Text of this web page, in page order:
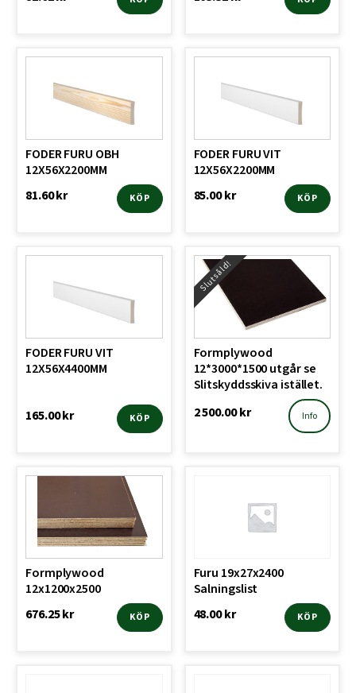
FODER FURU OBH
12X56X2200MM
81.60kr KÖP
FODER FURU VIT
12X56X2200MM
85.00kr KÖP
FODER FURU VIT
12X56X4400MM
165.00kr KÖP
Slutsåld!
Formplywood
12*3000*1500 utgår se
Slitskyddsskiva istället.
2 500.00kr Info
Formplywood
12x1200x2500
676.25kr KÖP
Furu 19x27x2400
Salningslist
48.00kr KÖP